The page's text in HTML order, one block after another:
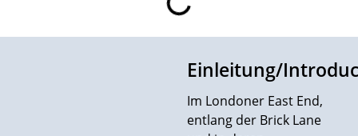
Einleitung/
Im Londoner East End,
entlang der Brick Lane